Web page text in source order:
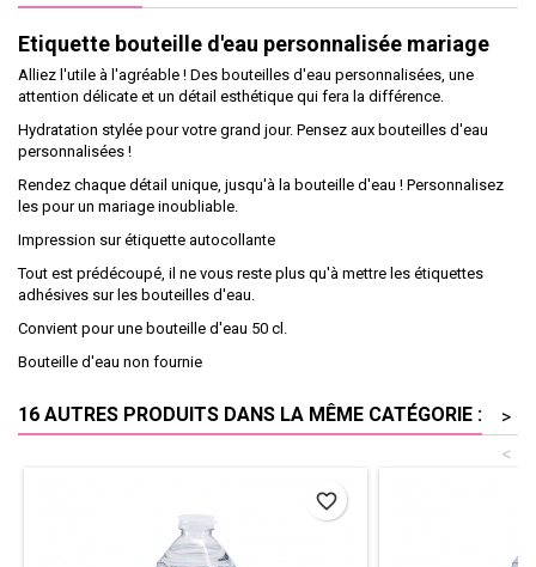
Etiquette bouteille d'eau personnalisée mariage
Alliez l'utile à l'agréable ! Des bouteilles d'eau personnalisées, une
attention délicate et un détail esthétique qui fera la différence.
Hydratation stylée pour votre grand jour. Pensez aux bouteilles d'eau
personnalisées !
Rendez chaque détail unique, jusqu'à la bouteille d'eau ! Personnalisez
les pour un mariage inoubliable.
Impression sur étiquette autocollante
Tout est prédécoupé, il ne vous reste plus qu'à mettre les étiquettes
adhésives sur les bouteilles d'eau.
Convient pour une bouteille d'eau 50 cl.
Bouteille d'eau non fournie
16 AUTRES PRODUITS DANS LA MÊME CATÉGORIE :
>
<
favorite_border